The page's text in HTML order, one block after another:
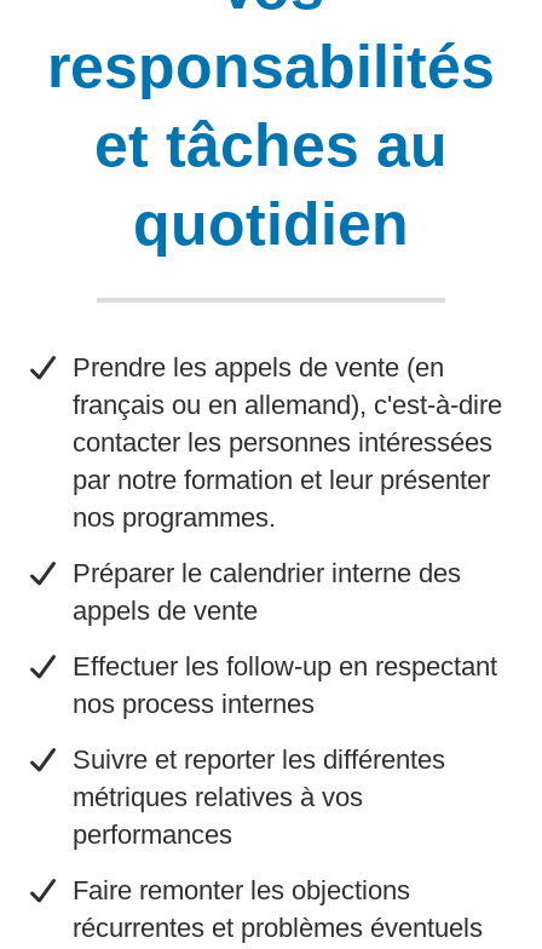
responsabilités
et tâches au
quotidien
​Prendre les appels de vente (en
français ou en allemand), c'est-à-dire
contacter les personnes intéressées
par notre formation et leur présenter
nos programmes.
​Préparer le calendrier interne des
appels de vente
​Effectuer les follow-up en respectant
nos process internes
Suivre et reporter les différentes
métriques relatives à vos
performances
​Faire remonter les objections
récurrentes et problèmes éventuels